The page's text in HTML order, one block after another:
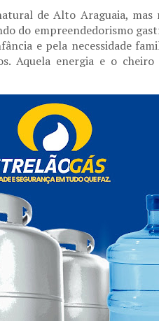
de Alto Araguaia,
do empreendedorismo
e pela necessidade
Aquela energia e o